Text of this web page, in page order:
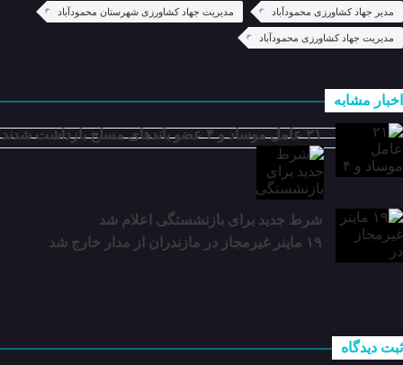
مدیر جهاد کشاورزی محمودآباد مدیریت جهاد کشاورزی شهرستان محمودآباد
مدیریت جهاد کشاورزی محمودآباد
اخبار مشابه
۲۱ عامل موساد و ۴ عضو باند‌های مسلح بازداشت شدند
شرط جدید برای بازنشستگی اعلام شد
۱۹ ماینر غیرمجاز در مازندران از مدار خارج شد
ثبت دیدگاه